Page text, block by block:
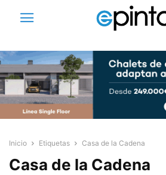
Inicio Etiquetas Casa de la Cadena
Casa de la Cadena